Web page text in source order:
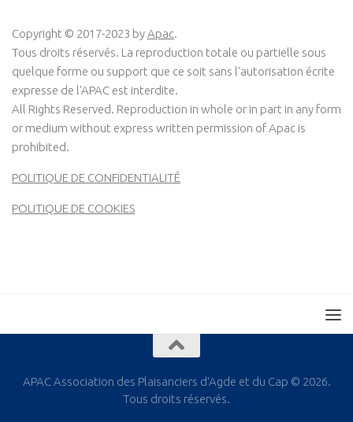
Copyright © 2017-2023 byApac.
Tous droits réservés. La reproduction totale ou partielle sous
quelque forme ou support que ce soit sans l'autorisation écrite
expresse de l'APAC est interdite.
All Rights Reserved. Reproduction in whole or in part in any form
or medium without express written permission of Apac is
prohibited.
POLITIQUE DE CONFIDENTIALITÉ
POLITIQUE DE COOKIES
APAC Association des Plaisanciers d'Agde et du Cap © 2026.
Tous droits réservés.